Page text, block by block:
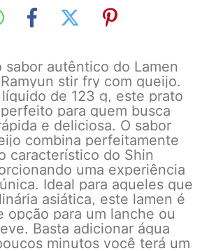
sabor autêntico do Lamen
stir fry com queijo.
de 123 g, este prato
para quem busca
e deliciosa. O sabor
combina perfeitamente
característico do Shin
uma experiência
Ideal para aqueles que
asiática, este lamen é
opção para um lanche ou
Basta adicionar água
minutos você terá um